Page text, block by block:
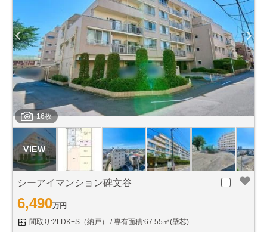
16枚
シーアイマンション碑文谷
6,490万円
間取り:2LDK+S（納戸）
専有面積:67.55㎡(壁芯)